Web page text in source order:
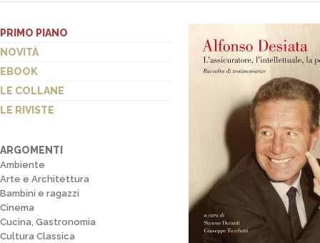
PRIMO PIANO
NOVITÀ
EBOOK
LE COLLANE
LE RIVISTE
ARGOMENTI
Ambiente
Arte e Architettura
Bambini e ragazzi
Cinema
Cucina, Gastronomia
Cultura Classica